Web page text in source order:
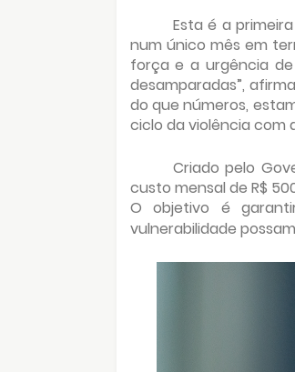
Esta é a
num único mês em
força e a urgência
desamparadas”,
do que números,
ciclo da violência com
Criado pelo
custo mensal de R$
O objetivo é
vulnerabilidade